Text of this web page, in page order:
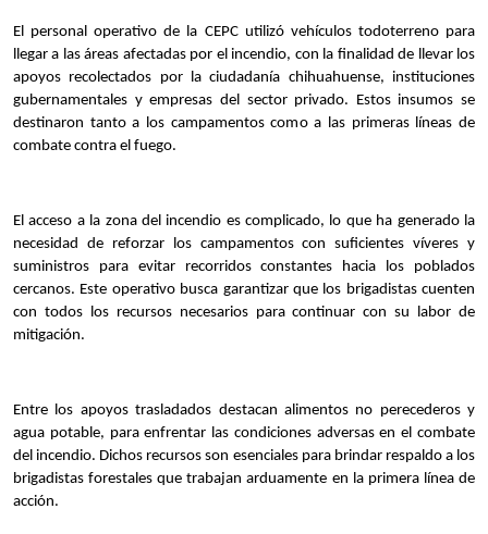
El personal operativo de la CEPC utilizó vehículos todoterreno para
llegar a las áreas afectadas por el incendio, con la finalidad de llevar los
apoyos recolectados por la ciudadanía chihuahuense, instituciones
gubernamentales y empresas del sector privado. Estos insumos se
destinaron tanto a los campamentos como a las primeras líneas de
combate contra el fuego.
El acceso a la zona del incendio es complicado, lo que ha generado la
necesidad de reforzar los campamentos con suficientes víveres y
suministros para evitar recorridos constantes hacia los poblados
cercanos. Este operativo busca garantizar que los brigadistas cuenten
con todos los recursos necesarios para continuar con su labor de
mitigación.
Entre los apoyos trasladados destacan alimentos no perecederos y
agua potable, para enfrentar las condiciones adversas en el combate
del incendio. Dichos recursos son esenciales para brindar respaldo a los
brigadistas forestales que trabajan arduamente en la primera línea de
acción.